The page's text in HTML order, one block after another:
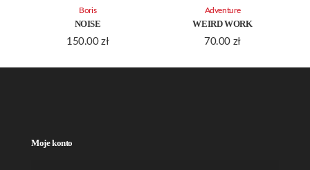
NOISE
150.00 zł
Boris
WEIRD WORK
70.00 zł
Adventure
Moje konto